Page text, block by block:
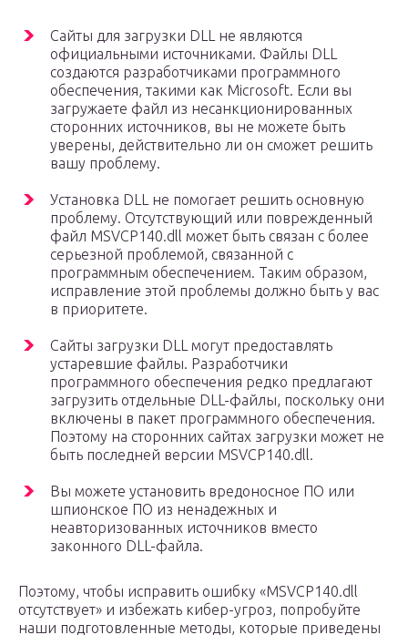
Сайты для загрузки DLL не являются
официальными источниками. Файлы DLL
создаются разработчиками программного
обеспечения, такими как Microsoft. Если вы
загружаете файл из несанкционированных
сторонних источников, вы не можете быть
уверены, действительно ли он сможет решить
вашу проблему.
Установка DLL не помогает решить основную
проблему. Отсутствующий или поврежденный
файл MSVCP140.dll может быть связан с более
серьезной проблемой, связанной с
программным обеспечением. Таким образом,
исправление этой проблемы должно быть у вас
в приоритете.
Сайты загрузки DLL могут предоставлять
устаревшие файлы. Разработчики
программного обеспечения редко предлагают
загрузить отдельные DLL-файлы, поскольку они
включены в пакет программного обеспечения.
Поэтому на сторонних сайтах загрузки может не
быть последней версии MSVCP140.dll.
Вы можете установить вредоносное ПО или
шпионское ПО из ненадежных и
неавторизованных источников вместо
законного DLL-файла.
Поэтому, чтобы исправить ошибку «MSVCP140.dll
отсутствует» и избежать кибер-угроз, попробуйте
наши подготовленные методы, которые приведены